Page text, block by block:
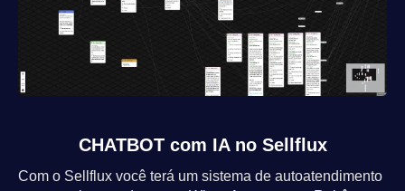
CHATBOT com IA no Sellflux
Com o Sellflux você terá um sistema de autoatendimento